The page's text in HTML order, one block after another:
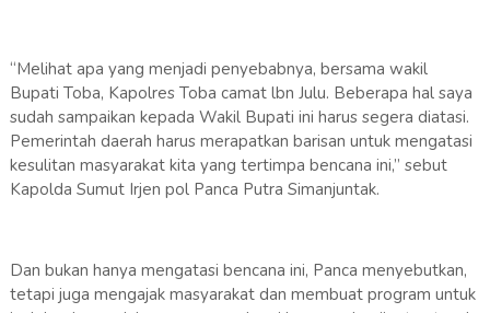
“Melihat apa yang menjadi penyebabnya, bersama wakil
Bupati Toba, Kapolres Toba camat lbn Julu. Beberapa hal saya
sudah sampaikan kepada Wakil Bupati ini harus segera diatasi.
Pemerintah daerah harus merapatkan barisan untuk mengatasi
kesulitan masyarakat kita yang tertimpa bencana ini,” sebut
Kapolda Sumut Irjen pol Panca Putra Simanjuntak.
Dan bukan hanya mengatasi bencana ini, Panca menyebutkan,
tetapi juga mengajak masyarakat dan membuat program untuk